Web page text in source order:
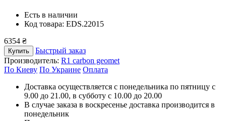
Есть в наличии
Код товара: EDS.22015
6354 ₴
Купить
Быстрый заказ
Производитель: R1 carbon geomet
По Киеву По Украине Оплата
Доставка осуществляется с понедельника по пятницу с
9.00 до 21.00, в субботу с 10.00 до 20.00
В случае заказа в воскресенье доставка производится в
понедельник